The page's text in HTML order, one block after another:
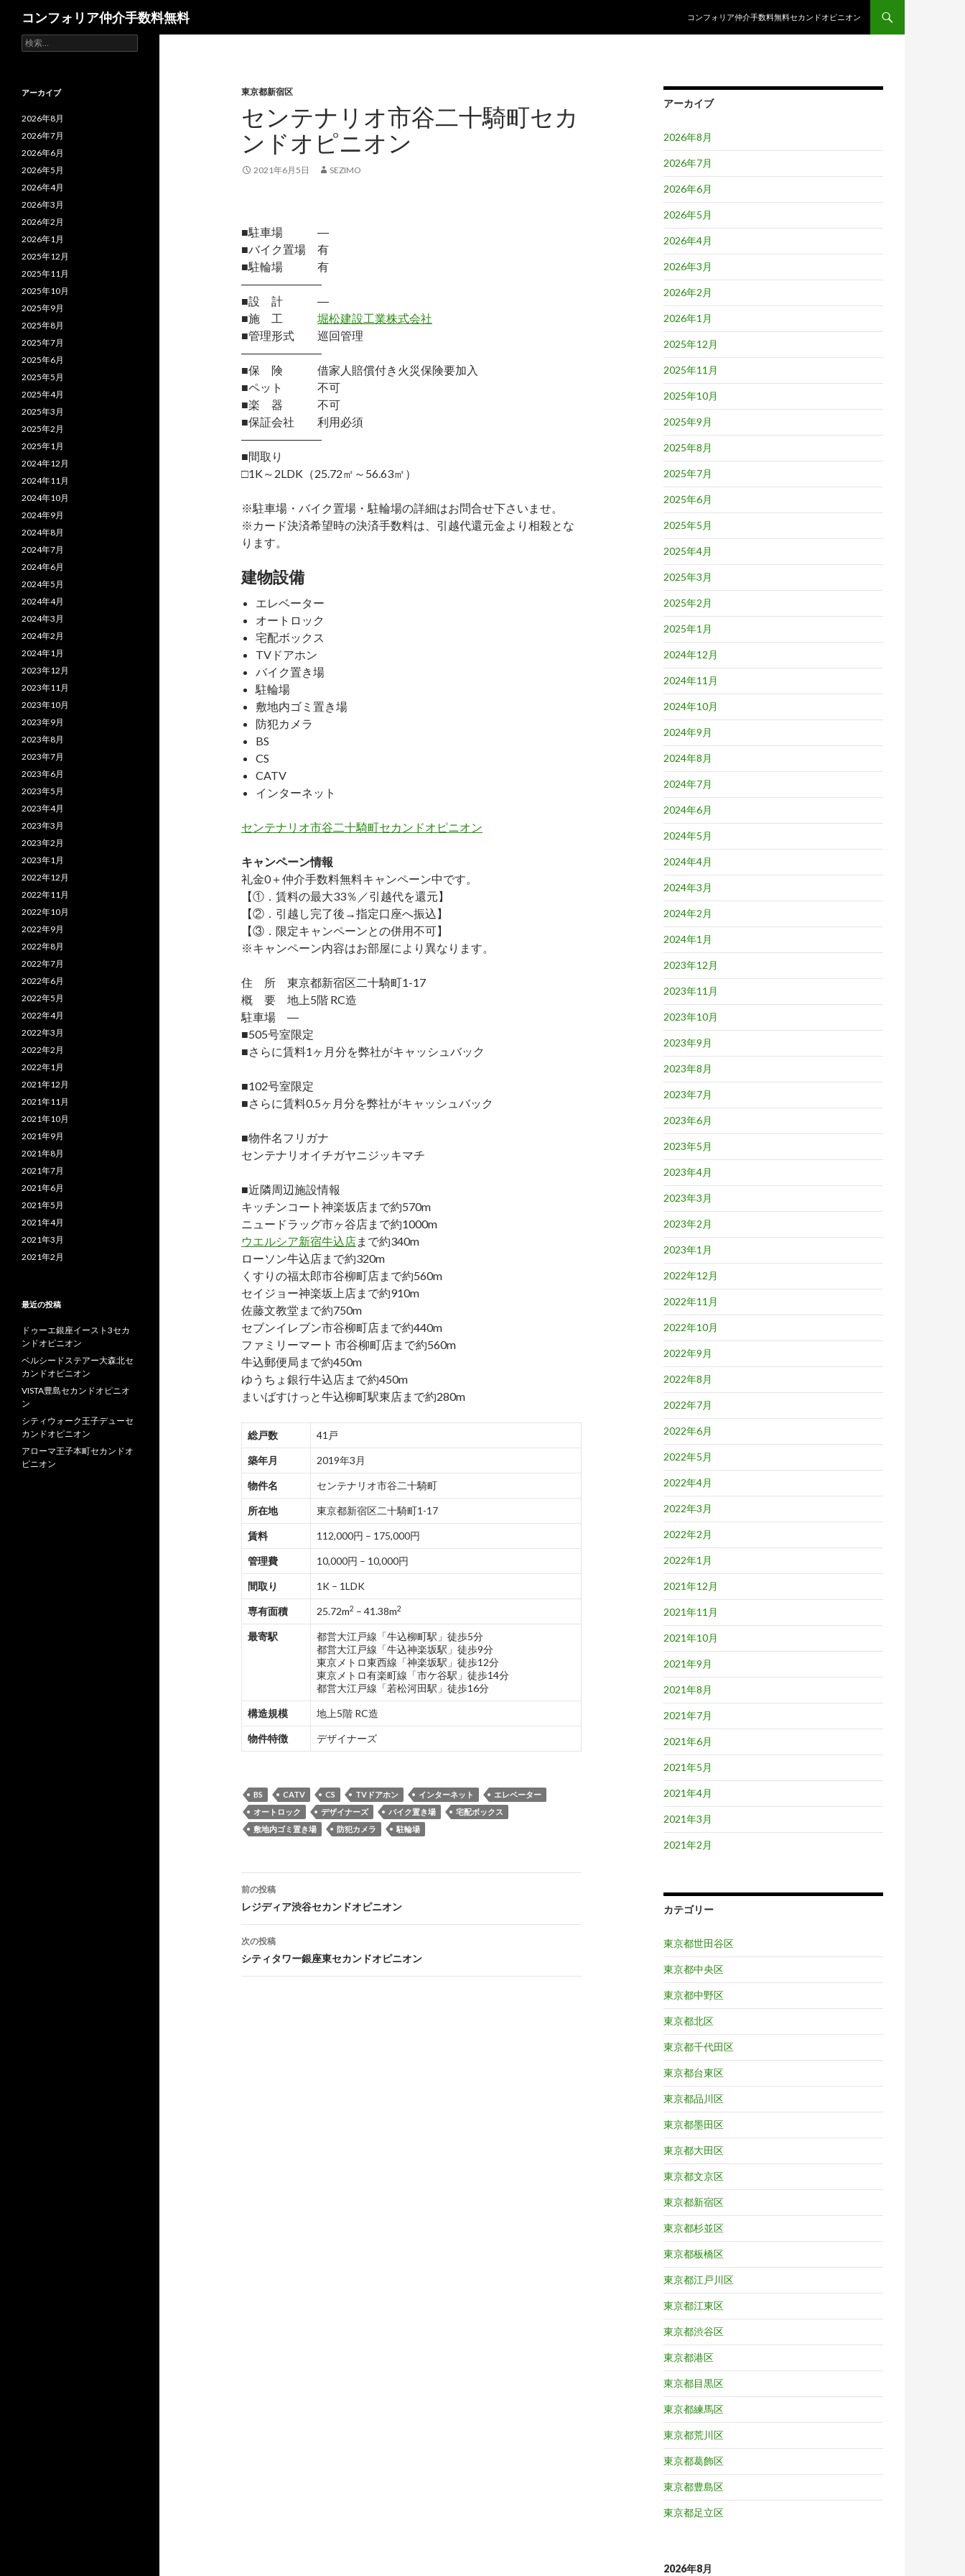
コンフォリア仲介手数料無料
コンフォリア仲介手数料無料セカンドオピニオン
東京都新宿区
センテナリオ市谷二十騎町セカ
ンドオピニオン
2021年6月5日 SEZIMO
■駐車場 ―
■バイク置場 有
■駐輪場 有
―――――――
■設 計 ―
■施 工 堀松建設工業株式会社
■管理形式 巡回管理
―――――――
■保 険 借家人賠償付き火災保険要加入
■ペット 不可
■楽 器 不可
■保証会社 利用必須
―――――――
■間取り
□1K～2LDK（25.72㎡～56.63㎡）
※駐車場・バイク置場・駐輪場の詳細はお問合せ下さいませ。
※カード決済希望時の決済手数料は、引越代還元金より相殺とな
ります。
建物設備
エレベーター
オートロック
宅配ボックス
TVドアホン
バイク置き場
駐輪場
敷地内ゴミ置き場
防犯カメラ
BS
CS
CATV
インターネット
センテナリオ市谷二十騎町セカンドオピニオン
キャンペーン情報
礼金0＋仲介手数料無料キャンペーン中です。
【①．賃料の最大33％／引越代を還元】
【②．引越し完了後→指定口座へ振込】
【③．限定キャンペーンとの併用不可】
※キャンペーン内容はお部屋により異なります。
住 所 東京都新宿区二十騎町1-17
概 要 地上5階 RC造
駐車場 ―
■505号室限定
■さらに賃料1ヶ月分を弊社がキャッシュバック
■102号室限定
■さらに賃料0.5ヶ月分を弊社がキャッシュバック
■物件名フリガナ
センテナリオイチガヤニジッキマチ
■近隣周辺施設情報
キッチンコート神楽坂店まで約570m
ニュードラッグ市ヶ谷店まで約1000m
ウエルシア新宿牛込店まで約340m
ローソン牛込店まで約320m
くすりの福太郎市谷柳町店まで約560m
セイジョー神楽坂上店まで約910m
佐藤文教堂まで約750m
セブンイレブン市谷柳町店まで約440m
ファミリーマート 市谷柳町店まで約560m
牛込郵便局まで約450m
ゆうちょ銀行牛込店まで約450m
まいばすけっと牛込柳町駅東店まで約280m
総戸数 41戸
築年月 2019年3月
物件名 センテナリオ市谷二十騎町
所在地 東京都新宿区二十騎町1-17
賃料 112,000円 – 175,000円
管理費 10,000円 – 10,000円
間取り 1K – 1LDK
専有面積 25.72m2 – 41.38m2
最寄駅
都営大江戸線「牛込柳町駅」徒歩5分
都営大江戸線「牛込神楽坂駅」徒歩9分
東京メトロ東西線「神楽坂駅」徒歩12分
東京メトロ有楽町線「市ケ谷駅」徒歩14分
都営大江戸線「若松河田駅」徒歩16分
構造規模 地上5階 RC造
物件特徴 デザイナーズ
BS CATV CS TVドアホン インターネット
エレベーター
オートロック
デザイナーズ バイク置き場
宅配ボックス
敷地内ゴミ置き場
防犯カメラ 駐輪場
投
稿
ナ
ビ
ゲ
前の投稿
レジディア渋谷セカンドオピニオン
次の投稿
シティタワー銀座東セカンドオピニオン
アーカイブ
2026年8月
2026年7月
2026年6月
2026年5月
2026年4月
2026年3月
2026年2月
2026年1月
2025年12月
2025年11月
2025年10月
2025年9月
2025年8月
2025年7月
2025年6月
2025年5月
2025年4月
2025年3月
2025年2月
2025年1月
2024年12月
2024年11月
2024年10月
2024年9月
2024年8月
2024年7月
2024年6月
2024年5月
2024年4月
2024年3月
2024年2月
2024年1月
2023年12月
2023年11月
2023年10月
2023年9月
2023年8月
2023年7月
2023年6月
2023年5月
2023年4月
2023年3月
2023年2月
2023年1月
2022年12月
2022年11月
2022年10月
2022年9月
2022年8月
2022年7月
2022年6月
2022年5月
2022年4月
2022年3月
2022年2月
2022年1月
2021年12月
2021年11月
2021年10月
2021年9月
2021年8月
2021年7月
2021年6月
2021年5月
2021年4月
2021年3月
2021年2月
カテゴリー
東京都世田谷区
東京都中央区
東京都中野区
東京都北区
東京都千代田区
東京都台東区
東京都品川区
東京都墨田区
東京都大田区
東京都文京区
東京都新宿区
東京都杉並区
東京都板橋区
東京都江戸川区
東京都江東区
東京都渋谷区
東京都港区
東京都目黒区
東京都練馬区
東京都荒川区
東京都葛飾区
東京都豊島区
東京都足立区
2026年8月
検
索:
アーカイブ
2026年8月
2026年7月
2026年6月
2026年5月
2026年4月
2026年3月
2026年2月
2026年1月
2025年12月
2025年11月
2025年10月
2025年9月
2025年8月
2025年7月
2025年6月
2025年5月
2025年4月
2025年3月
2025年2月
2025年1月
2024年12月
2024年11月
2024年10月
2024年9月
2024年8月
2024年7月
2024年6月
2024年5月
2024年4月
2024年3月
2024年2月
2024年1月
2023年12月
2023年11月
2023年10月
2023年9月
2023年8月
2023年7月
2023年6月
2023年5月
2023年4月
2023年3月
2023年2月
2023年1月
2022年12月
2022年11月
2022年10月
2022年9月
2022年8月
2022年7月
2022年6月
2022年5月
2022年4月
2022年3月
2022年2月
2022年1月
2021年12月
2021年11月
2021年10月
2021年9月
2021年8月
2021年7月
2021年6月
2021年5月
2021年4月
2021年3月
2021年2月
最近の投稿
ドゥーエ銀座イースト3セカ
ンドオピニオン
ベルシードステアー大森北セ
カンドオピニオン
VISTA豊島セカンドオピニオ
ン
シティウォーク王子デューセ
カンドオピニオン
アローマ王子本町セカンドオ
ピニオン